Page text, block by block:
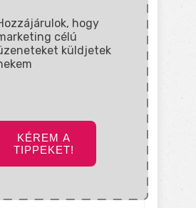
hogy
célú
küldjetek
KÉREM A
TIPPEKET!